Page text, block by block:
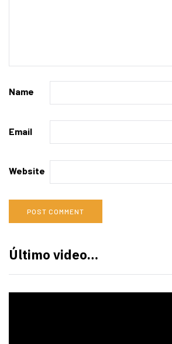
Name
Email
Website
Último video…